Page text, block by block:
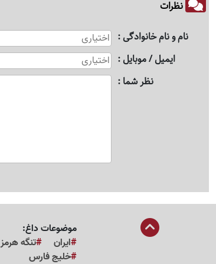
نظرات
نام و نام خانوادگی
ایمیل / موبایل
نظر شما
موضوعات داغ:
ایران
تنگه هرمز
خلیج فارس